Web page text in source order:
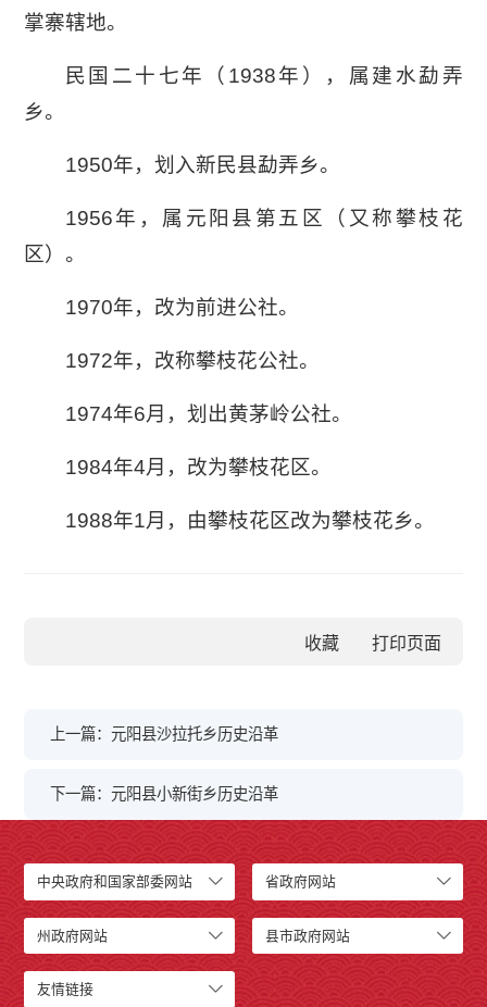
掌寨辖地。
民国二十七年（1938年），属建水勐弄
乡。
1950年，划入新民县勐弄乡。
1956年，属元阳县第五区（又称攀枝花
区）。
1970年，改为前进公社。
1972年，改称攀枝花公社。
1974年6月，划出黄茅岭公社。
1984年4月，改为攀枝花区。
1988年1月，由攀枝花区改为攀枝花乡。
收藏
上一篇：元阳县沙拉托乡历史沿革
下一篇：元阳县小新街乡历史沿革
中央政府和国家部委网站 省政府网站
州政府网站 县市政府网站
友情链接